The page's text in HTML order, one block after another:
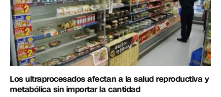
Los ultraprocesados afectan a la salud reproductiva y
metabólica sin importar la cantidad